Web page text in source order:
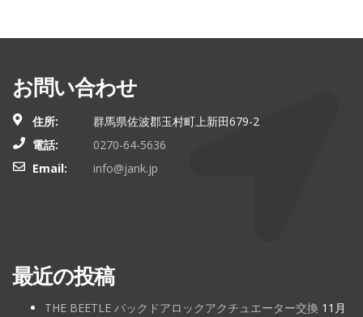
お問い合わせ
住所:
群馬県佐波郡玉村町上新田679-2
電話:
0270-64-5636
Email:
info@jank.jp
最近の投稿
THE BEETLE バックドアロックアクチュエーター交換 11月